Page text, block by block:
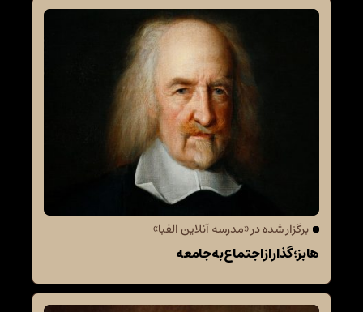
برگزار شده در «مدرسه آنلاین الفبا»
هابز؛ گذار از اجتماع به جامعه